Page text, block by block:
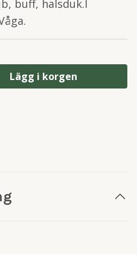
buff, halsduk.I
Lägg i korgen